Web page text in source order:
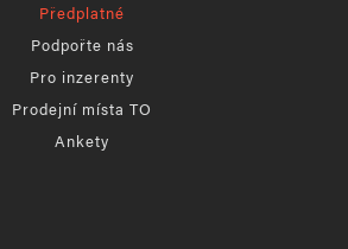
Předplatné
Podpořte nás
Pro inzerenty
Prodejní místa TO
Ankety